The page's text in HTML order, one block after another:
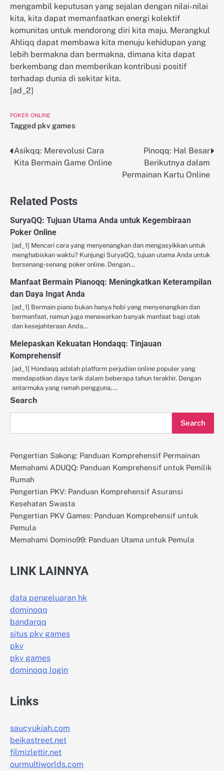
mengambil keputusan yang sejalan dengan nilai-nilai
kita, kita dapat memanfaatkan energi kolektif
komunitas untuk mendorong diri kita maju. Merangkul
Ahliqq dapat membawa kita menuju kehidupan yang
lebih bermakna dan bermakna, dimana kita dapat
berkembang dan memberikan kontribusi positif
terhadap dunia di sekitar kita.
[ad_2]
POKER ONLINE
Tagged pkv games
Post
Asikqq: Merevolusi Cara
Kita Bermain Game Online
Pinoqq: Hal Besar
Berikutnya dalam
Permainan Kartu Online
Related Posts
SuryaQQ: Tujuan Utama Anda untuk Kegembiraan
Poker Online
[ad_1] Mencari cara yang menyenangkan dan mengasyikkan untuk
menghabiskan waktu? Kunjungi SuryaQQ, tujuan utama Anda untuk
bersenang-senang poker online. Dengan…
Manfaat Bermain Pianoqq: Meningkatkan Keterampilan
dan Daya Ingat Anda
[ad_1] Bermain piano bukan hanya hobi yang menyenangkan dan
bermanfaat, namun juga menawarkan banyak manfaat bagi otak
dan kesejahteraan Anda…
Melepaskan Kekuatan Hondaqq: Tinjauan
Komprehensif
[ad_1] Hondaqq adalah platform perjudian online populer yang
mendapatkan daya tarik dalam beberapa tahun terakhir. Dengan
antarmuka yang ramah pengguna,…
Search
Search
Pengertian Sakong: Panduan Komprehensif Permainan
Memahami ADUQQ: Panduan Komprehensif untuk Pemilik
Rumah
Pengertian PKV: Panduan Komprehensif Asuransi
Kesehatan Swasta
Pengertian PKV Games: Panduan Komprehensif untuk
Pemula
Memahami Domino99: Panduan Utama untuk Pemula
LINK LAINNYA
data pengeluaran hk
dominoqq
bandarqq
situs pkv games
pkv
pkv games
dominoqq login
Links
saucyukiah.com
beikastreet.net
filmizlettir.net
ourmultiworlds.com